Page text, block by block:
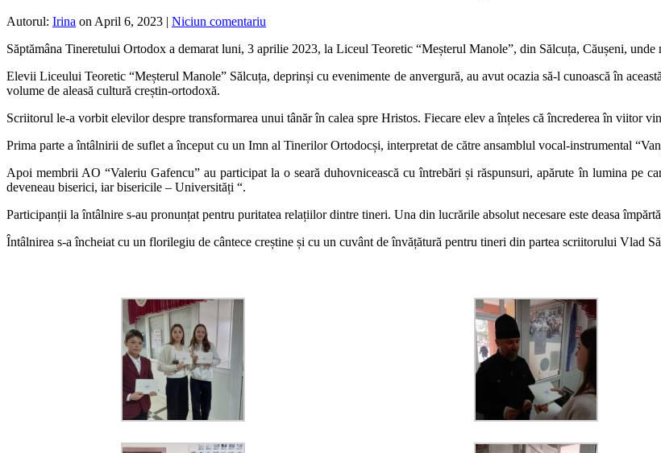
Autorul: Irina on April 6, 2023 | Niciun comentariu
Săptămâna Tineretului Ortodox a demarat luni, 3 aprilie 2023, la Liceul Teoretic “Meșterul Manole”, din Sălcuța, Căușeni,
Elevii Liceului Teoretic “Meșterul Manole” Sălcuța, deprinși cu evenimente de anvergură, au avut ocazia să-l cunoască în
volume de aleasă cultură creștin-ortodoxă.
Scriitorul le-a vorbit elevilor despre transformarea unui tânăr în calea spre Hristos. Fiecare elev a înțeles că încrederea în viitor
Prima parte a întâlnirii de suflet a început cu un Imn al Tinerilor Ortodocși, interpretat de către ansamblul vocal-instrumental
Apoi membrii AO “Valeriu Gafencu” au participat la o seară duhovnicească cu întrebări și răspunsuri, apărute în lumina pe
deveneau biserici, iar bisericile – Universități “.
Participanții la întâlnire s-au pronunțat pentru puritatea relațiilor dintre tineri. Una din lucrările absolut necesare este deasa
Întâlnirea s-a încheiat cu un florilegiu de cântece creștine și cu un cuvânt de învățătură pentru tineri din partea scriitorului Vlad